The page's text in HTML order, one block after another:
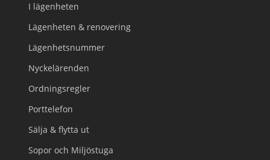
I lägenheten
Lägenheten & renovering
Lägenhetsnummer
Nyckelärenden
Ordningsregler
Porttelefon
Sälja & flytta ut
Sopor och Miljöstuga